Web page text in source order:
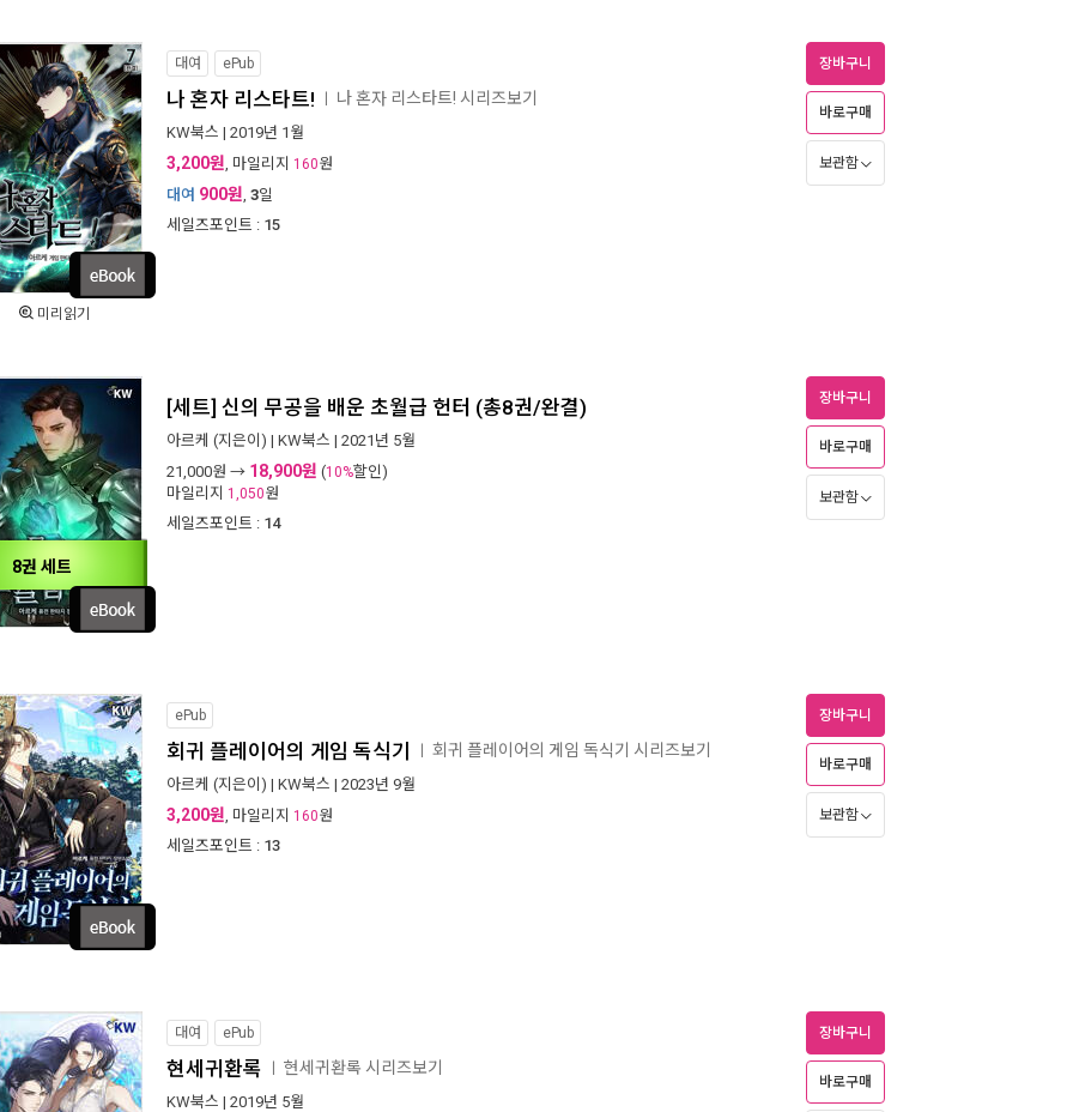
미리읽기
대여 ePub
나 혼자 리스타트! 나 혼자 리스타트! 시리즈보기
KW북스 | 2019년 1월
3,200원, 마일리지 160원
대여 900원, 3일
세일즈포인트 : 15
장바구니
바로구매
보관함
8권 세트
[세트] 신의 무공을 배운 초월급 헌터 (총8권/완결)
아르케 (지은이) | KW북스 | 2021년 5월
21,000원 → 18,900원 (10%할인)
마일리지 1,050원
세일즈포인트 : 14
장바구니
바로구매
보관함
ePub
회귀 플레이어의 게임 독식기 회귀 플레이어의 게임 독식기 시리즈보기
아르케 (지은이) | KW북스 | 2023년 9월
3,200원, 마일리지 160원
세일즈포인트 : 13
장바구니
바로구매
보관함
대여 ePub
현세귀환록 현세귀환록 시리즈보기
KW북스 | 2019년 5월
장바구니
바로구매